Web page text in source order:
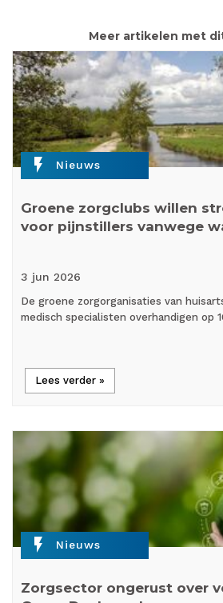
Meer artikelen met
flash_on Nieuws
Groene zorgclubs willen
voor pijnstillers vanwege
3 jun 2026
De groene zorgorganisaties van
medisch specialisten overhandigen op
Lees verder »
flash_on Nieuws
Zorgsector ongerust over